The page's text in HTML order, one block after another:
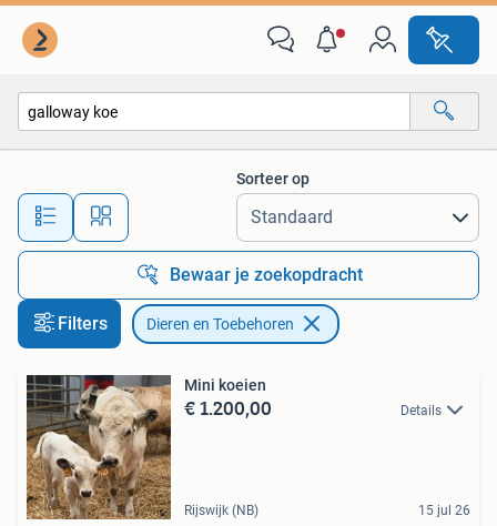
Alle afstanden…
Sorteer op
Bewaar je zoekopdracht
Filters Dieren en Toebehoren
Mini koeien
€ 1.200,00 Details
Rijswijk (NB) 15 jul 26